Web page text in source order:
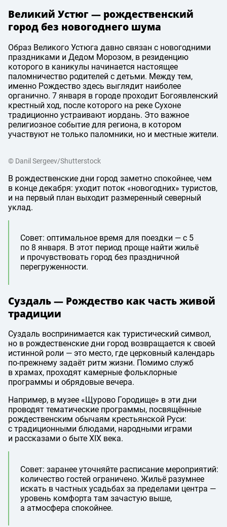
Великий Устюг — рождественский
город без новогоднего шума
Образ Великого Устюга давно связан с новогодними
праздниками и Дедом Морозом, в резиденцию
которого в каникулы начинается настоящее
паломничество родителей с детьми. Между тем,
именно Рождество здесь выглядит наиболее
органично. 7 января в городе проходит Богоявленский
крестный ход, после которого на реке Сухоне
традиционно устраивают иордань. Это важное
религиозное событие для региона, в котором
участвуют не только паломники, но и местные жители.
© Danil Sergeev/Shutterstock
В рождественские дни город заметно спокойнее, чем
в конце декабря: уходит поток «новогодних» туристов,
и на первый план выходит размеренный северный
уклад.
Совет: оптимальное время для поездки — с 5
по 8 января. В этот период проще найти жильё
и прочувствовать город без праздничной
перегруженности.
Суздаль — Рождество как часть живой
традиции
Суздаль воспринимается как туристический символ,
но в рождественские дни город возвращается к своей
истинной роли — это место, где церковный календарь
по-прежнему задаёт ритм жизни. Помимо служб
в храмах, проходят камерные фольклорные
программы и обрядовые вечера.
Например, в музее «Щурово Городище» в эти дни
проводят тематические программы, посвящённые
рождественским обычаям крестьянской Руси:
с традиционными блюдами, народными играми
и рассказами о быте XIX века.
Совет: заранее уточняйте расписание мероприятий:
количество гостей ограничено. Жильё разумнее
искать в частных усадьбах за пределами центра —
уровень комфорта там зачастую выше,
а атмосфера спокойнее.